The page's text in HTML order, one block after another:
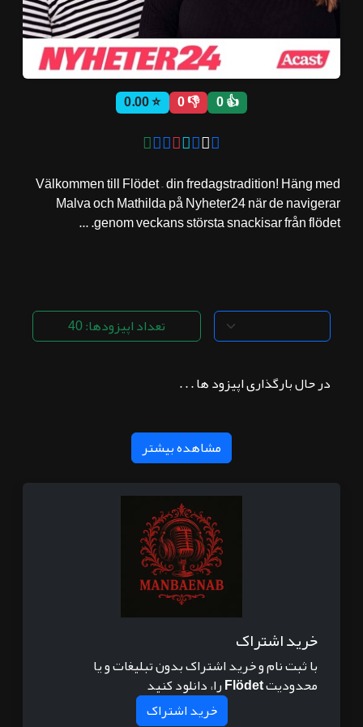
سوالات
متداول
👍 0
👎 0
⭐ 0.00
Välkommen till Flödet – din fredagstradition! Häng med
Malva och Mathilda på Nyheter24 när de navigerar
genom veckans största snackisar från flödet. ...
تعداد اپیزودها: 40
در حال بارگذاری اپیزود ها . . .
مشاهده بیشتر
خرید اشتراک
با ثبت نام و خرید اشتراک بدون تبلیغات و یا
محدودیتFlödetرا، دانلود کنید
خرید اشتراک